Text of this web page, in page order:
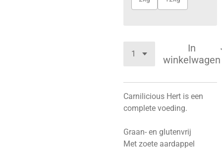
In
winkelwagen
Carnilicious Hert is een
complete voeding.
Graan- en glutenvrij
Met zoete aardappel